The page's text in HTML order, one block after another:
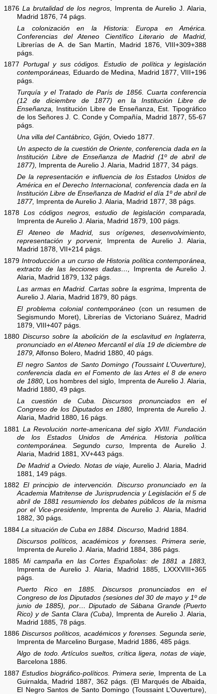
1876La brutalidad de los negros,
Imprenta de Aurelio J. Alaria,
Madrid 1876, 74 págs.
La colonización en la Historia: Europa en América.
Conferencias del Ateneo Científico Literario de Madrid,
Librerías de A. de San Martín, Madrid 1876, VIII+309+388
págs.
1877 Portugal y sus códigos. Estudio de política y legislación
contemporáneas, Eduardo de Medina, Madrid 1877, VIII+196
págs.
Turquía y el Tratado de París de 1856. Cuarta conferencia
(12 de diciembre de 1877) en la Institución Libre de
Enseñanza, Institución Libre de Enseñanza, Est. Tipográfico
de los Señores J. C. Conde y Compañía, Madrid 1877, 55-67
págs.
Una villa del Cantábrico, Gijón, Oviedo 1877.
Un aspecto de la cuestión de Oriente, conferencia dada en la
Institución Libre de Enseñanza de Madrid (1º de abril de
1877),
Imprenta de Aurelio J. Alaria, Madrid 1877, 34 págs.
De la representación e influencia de los Estados Unidos de
América en el Derecho Internacional, conferencia dada en la
Institución Libre de Enseñanza de Madrid el día 1º de abril de
1877, Imprenta de Aurelio J. Alaria, Madrid 1877, 38 págs.
1878Los códigos negros, estudio de legislación comparada,
Imprenta de Aurelio J. Alaria, Madrid 1879, 100 págs.
El Ateneo de Madrid, sus orígenes, desenvolvimiento,
representación y porvenir, Imprenta de Aurelio J. Alaria,
Madrid 1878, VII+214 págs.
1879 Introducción a un curso de Historia política contemporánea,
extracto de las lecciones dadas…, Imprenta de Aurelio J.
Alaria, Madrid 1879, 132 págs.
Las armas en Madrid. Cartas sobre la esgrima , Imprenta de
Aurelio J. Alaria, Madrid 1879, 80 págs.
El problema colonial contemporáneo(con un resumen de
Segismundo Moret), Librerías de Victoriano Suárez, Madrid
1879, VIII+407 págs.
1880 Discurso sobre la abolición de la esclavitud en Inglaterra,
pronunciado en el Ateneo Mercantil el día 19 de diciembre de
1879, Alfonso Bolero, Madrid 1880, 40 págs.
El negro Santos de Santo Domingo (Toussaint L’Ouverture),
conferencia dada en el Fomento de las Artes el 8 de enero
de 1880, Los hombres del siglo, Imprenta de Aurelio J. Alaria,
Madrid 1880, 49 págs.
La cuestión de Cuba. Discursos pronunciados en el
Congreso de los Diputados en 1880, Imprenta de Aurelio J.
Alaria, Madrid 1880, 16 págs.
1881 La Revolución norte-americana del siglo XVIII. Fundación
de los Estados Unidos de América. Historia política
contemporánea. Segundo curso,
Imprenta de Aurelio J.
Alaria, Madrid 1881, XV+443 págs.
De Madrid a Oviedo. Notas de viaje, Aurelio J. Alaria, Madrid
1881, 149 págs.
1882El principio de intervención. Discurso pronunciado en la
Academia Matritense de Jurisprudencia y Legislación el 5 de
abril de 1881 resumiendo los debates públicos de la misma
por el Vice-presidente, Imprenta de Aurelio J. Alaria, Madrid
1882, 30 págs.
1884La situación de Cuba en 1884. Discurso, Madrid 1884.
Discursos políticos, académicos y forenses. Primera serie,
Imprenta de Aurelio J. Alaria, Madrid 1884, 386 págs.
1885 Mi campaña en las Cortes Españolas: de 1881 a 1883,
Imprenta de Aurelio J. Alaria, Madrid 1885, LXXXVIII+365
págs.
Puerto Rico en 1885. Discursos pronunciados en el
Congreso de los Diputados (sesiones del 30 de mayo y 1º de
junio de 1885), por… Diputado de Sábana Grande (Puerto
Rico) y de Santa Clara (Cuba),
Imprenta de Aurelio J. Alaria,
Madrid 1885, 78 págs.
1886Discursos políticos, académicos y forenses. Segunda serie,
Imprenta de Marcelino Burgase, Madrid 1886, 485 págs.
Algo de todo. Artículos sueltos, crítica ligera, notas de viaje,
Barcelona 1886.
1887Estudios biográfico-políticos. Primera serie, Imprenta de La
Guirnalda, Madrid 1887, 362 págs. (El Marqués de Albaida,
El Negro Santos de Santo Domingo (Toussaint L’Ouverture),